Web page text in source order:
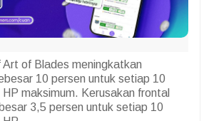
Art of Blades meningkatkan
10 persen untuk setiap 10
maksimum. Kerusakan frontal
3,5 persen untuk setiap 10